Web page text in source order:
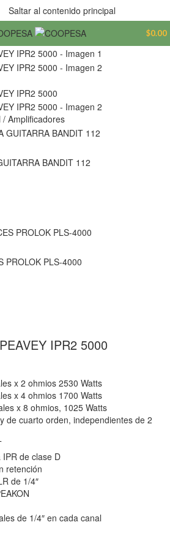
Saltar al contenido principal
$0.00
/ Amplificadores
BANDIT 112
PROLOK PLS-4000
IPR2 5000
x 2 ohmios 2530 Watts
x 4 ohmios 1700 Watts
x 8 ohmios, 1025 Watts
de cuarto orden, independientes de 2
de clase D
retención
de 1/4″
de 1/4″ en cada canal